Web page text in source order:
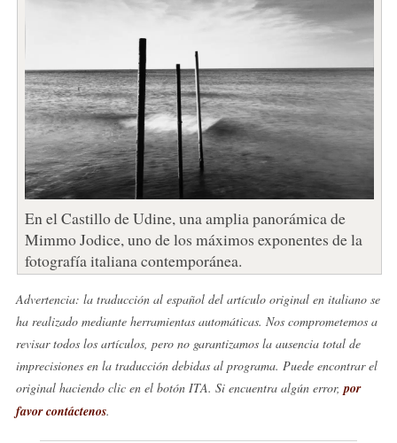
En el Castillo de Udine, una amplia panorámica de
Mimmo Jodice, uno de los máximos exponentes de la
fotografía italiana contemporánea.
Advertencia: la traducción al español del artículo original en italiano se
ha realizado mediante herramientas automáticas. Nos comprometemos a
revisar todos los artículos, pero no garantizamos la ausencia total de
imprecisiones en la traducción debidas al programa. Puede encontrar el
original haciendo clic en el botón ITA. Si encuentra algún error,por
favor contáctenos.